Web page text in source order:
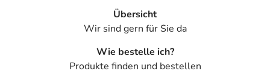
Übersicht
Wir sind gern für Sie da
Wie bestelle ich?
Produkte finden und bestellen